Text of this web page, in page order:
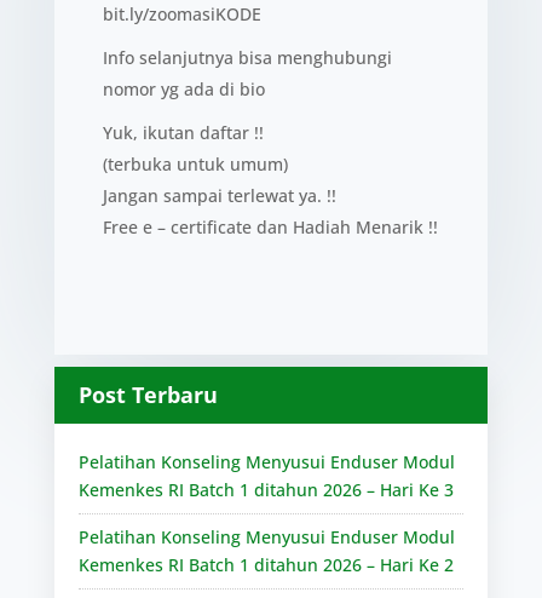
bit.ly/zoomasiKODE
Info selanjutnya bisa menghubungi
nomor yg ada di bio
Yuk, ikutan daftar !!
(terbuka untuk umum)
Jangan sampai terlewat ya. !!
Free e – certificate dan Hadiah Menarik !!
Post Terbaru
Pelatihan Konseling Menyusui Enduser Modul
Kemenkes RI Batch 1 ditahun 2026 – Hari Ke 3
Pelatihan Konseling Menyusui Enduser Modul
Kemenkes RI Batch 1 ditahun 2026 – Hari Ke 2